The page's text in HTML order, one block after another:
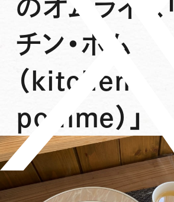
のオムライス
チン・ポム
（kitchen
pomme）」